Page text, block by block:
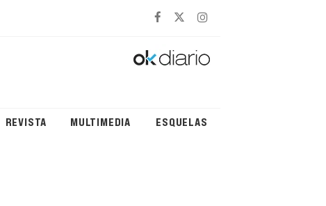
REVISTA MULTIMEDIA ESQUELAS